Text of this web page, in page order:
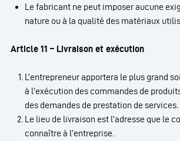
Le fabricant ne peut imposer aucune
nature ou à la qualité des matériaux
Article 11 – Livraison et exécution
L’entrepreneur apportera le plus grand
à l’exécution des commandes de
des demandes de prestation de services.
Le lieu de livraison est l’adresse que le
connaître à l’entreprise.